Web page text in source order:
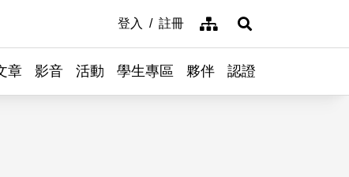
登入 註冊 網站導覽展開搜尋
章 影音 活動 學生專區 夥伴 認證